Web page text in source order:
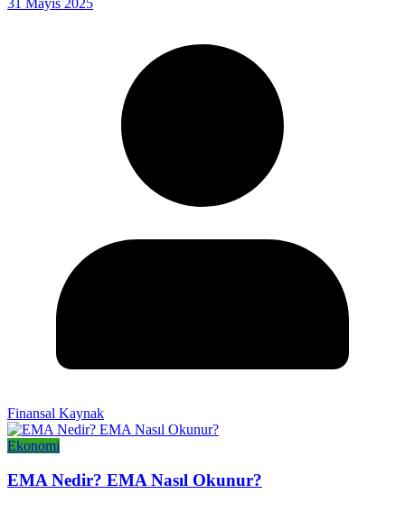
Finansal Kaynak
Ekonomi
EMA Nedir? EMA Nasıl Okunur?